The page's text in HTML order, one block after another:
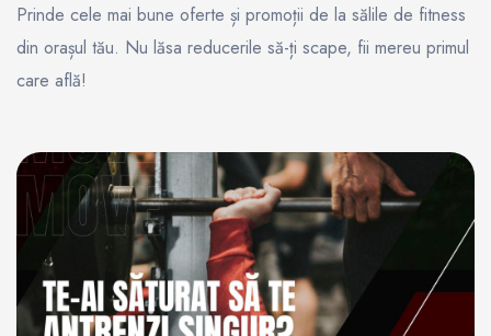
Prinde cele mai bune oferte și promoții de la sălile de fitness
din orașul tău. Nu lăsa reducerile să-ți scape, fii mereu primul
care află!